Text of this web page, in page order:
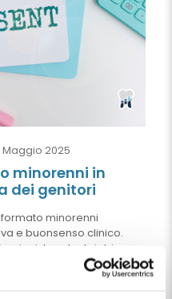
Maggio 2025
minorenni in
dei genitori
minorenni
e buonsenso clinico.
odontoiatrico
dei genitori,